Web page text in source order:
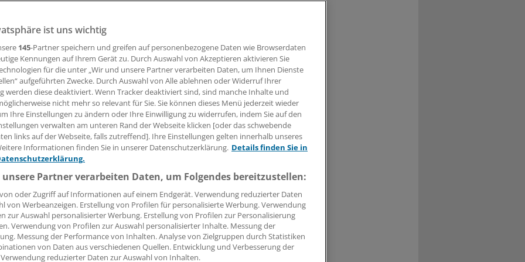
10:59 Uhr
gilt der gesetzliche Mindestlohn von 8,50 Euro pro Stunde. Den Weg
Bundesrat am Freitag in Berlin endgültig frei.
billigte das eine Woche zuvor schon vom Bundestag
Gesetz mit großer Mehrheit.
ist uns wichtig
145-Partner speichern und greifen auf personenbezogene Daten wie Browserdaten
Kennungen auf Ihrem Gerät zu. Durch Auswahl von Akzeptieren aktivieren Sie
für die unter „Wir und unsere Partner verarbeiten Daten, um Ihnen Dienste
aufgeführten Zwecke. Durch Auswahl von Alle ablehnen oder Widerruf Ihrer
werden diese deaktiviert. Wenn Tracker deaktiviert sind, sind manche Inhalte und
nicht mehr so relevant für Sie. Sie können dieses Menü jederzeit wieder
Ihre Einstellungen zu ändern oder Ihre Einwilligung zu widerrufen, indem Sie auf den
verwalten am unteren Rand der Webseite klicken [oder das schwebende
links auf der Webseite, falls zutreffend]. Ihre Einstellungen gelten innerhalb unseres
Informationen finden Sie in unserer Datenschutzerklärung. Details finden Sie in
Partner verarbeiten Daten, um Folgendes bereitzustellen:
oder Zugriff auf Informationen auf einem Endgerät. Verwendung reduzierter Daten
von Werbeanzeigen. Erstellung von Profilen für personalisierte Werbung. Verwendung
zur Auswahl personalisierter Werbung. Erstellung von Profilen zur Personalisierung
Verwendung von Profilen zur Auswahl personalisierter Inhalte. Messung der
Messung der Performance von Inhalten. Analyse von Zielgruppen durch Statistiken
von Daten aus verschiedenen Quellen. Entwicklung und Verbesserung der
reduzierter Daten zur Auswahl von Inhalten.